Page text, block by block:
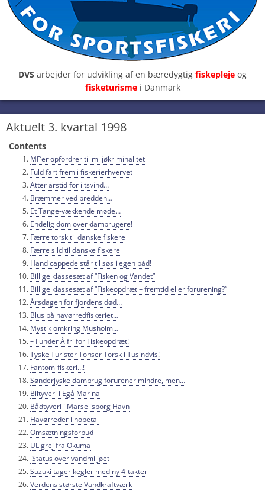
DVS arbejder for udvikling af en bæredygtig fiskepleje og
fisketurisme i Danmark
Aktuelt 3. kvartal 1998
Contents
MF’er opfordrer til miljøkriminalitet
Fuld fart frem i fiskerierhvervet
Atter årstid for iltsvind…
Bræmmer ved bredden…
Et Tange-vækkende møde…
Endelig dom over dambrugere!
Færre torsk til danske fiskere
Færre sild til danske fiskere
Handicappede står til søs i egen båd!
Billige klassesæt af “Fisken og Vandet”
Billige klassesæt af “Fiskeopdræt – fremtid eller forurening?”
Årsdagen for fjordens død…
Blus på havørredfiskeriet…
Mystik omkring Musholm…
– Funder Å fri for Fiskeopdræt!
Tyske Turister Tonser Torsk i Tusindvis!
Fantom-fiskeri…!
Sønderjyske dambrug forurener mindre, men…
Biltyveri i Egå Marina
Bådtyveri i Marselisborg Havn
Havørreder i hobetal
Omsætningsforbud
UL grej fra Okuma
Status over vandmiljøet
Suzuki tager kegler med ny 4-takter
Verdens største Vandkraftværk